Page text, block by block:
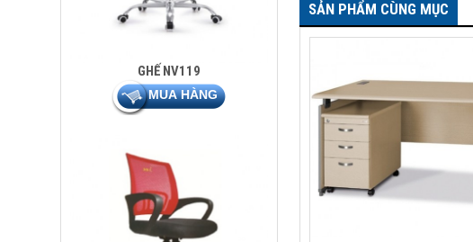
GHẾ NV119
SẢN PHẨM CÙNG MỤC